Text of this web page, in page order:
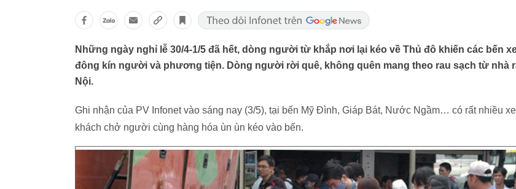
Những ngày nghỉ lễ 30/4-1/5 đã hết, dòng người từ khắp nơi lại kéo về Thủ đô khiến các bến
đông kín người và phương tiện. Dòng người rời quê, không quên mang theo rau sạch từ nhà
Nội.
Ghi nhận của PV Infonet vào sáng nay (3/5), tại bến Mỹ Đình, Giáp Bát, Nước Ngầm… có rất nhiều xe
khách chở người cùng hàng hóa ùn ùn kéo vào bến.